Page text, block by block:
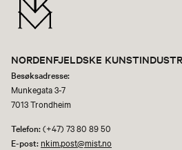
NORDENFJELDSKE
Besøksadresse:
Munkegata 3-7
7013 Trondheim
Telefon:(+47) 73 80 89 50
E-post: nkim.post@mist.no